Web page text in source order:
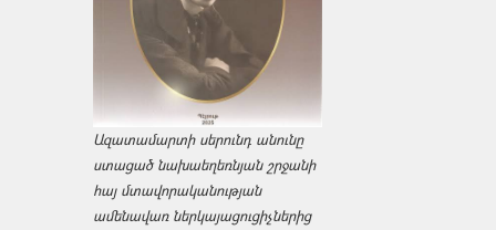
Ազատամարտի սերունդ անունը
ստացած նախաեղեռնյան շրջանի
հայ մտավորականության
ամենավառ ներկայացուցիչներից